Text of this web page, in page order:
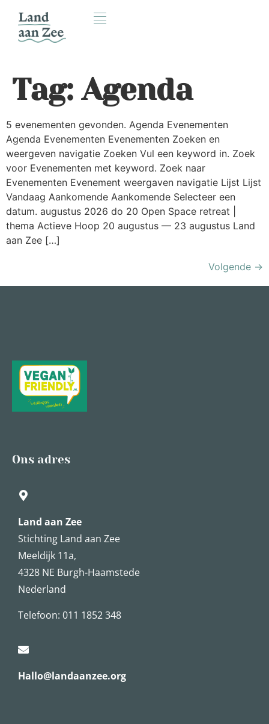
Tag:Agenda
5 evenementen gevonden. Agenda Evenementen
Agenda Evenementen Evenementen Zoeken en
weergeven navigatie Zoeken Vul een keyword in. Zoek
voor Evenementen met keyword. Zoek naar
Evenementen Evenement weergaven navigatie Lijst Lijst
Vandaag Aankomende Aankomende Selecteer een
datum. augustus 2026 do 20 Open Space retreat |
thema Actieve Hoop 20 augustus — 23 augustus Land
aan Zee […]
Volgende →
Ons adres
Land aan Zee
Stichting Land aan Zee
Meeldijk 11a,
4328 NE Burgh-Haamstede
Nederland
Telefoon: 011 1852 348
Hallo@landaanzee.org